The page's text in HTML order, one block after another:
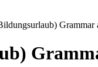
Grammar